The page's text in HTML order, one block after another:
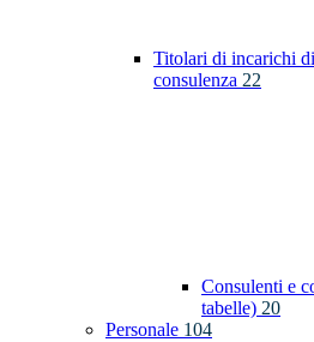
Titolari di incarichi
consulenza 22
Consulenti e
tabelle) 20
Personale 104